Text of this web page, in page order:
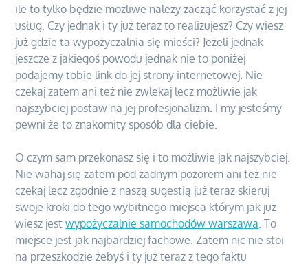
ile to tylko będzie możliwe należy zacząć korzystać z jej
usług. Czy jednak i ty już teraz to realizujesz? Czy wiesz
już gdzie ta wypożyczalnia się mieści? Jeżeli jednak
jeszcze z jakiegoś powodu jednak nie to poniżej
podajemy tobie link do jej strony internetowej. Nie
czekaj zatem ani też nie zwlekaj lecz możliwie jak
najszybciej postaw na jej profesjonalizm. I my jesteśmy
pewni że to znakomity sposób dla ciebie.
O czym sam przekonasz się i to możliwie jak najszybciej.
Nie wahaj się zatem pod żadnym pozorem ani też nie
czekaj lecz zgodnie z naszą sugestią już teraz skieruj
swoje kroki do tego wybitnego miejsca którym jak już
wiesz jestwypożyczalnie samochodów warszawa . To
miejsce jest jak najbardziej fachowe. Zatem nic nie stoi
na przeszkodzie żebyś i ty już teraz z tego faktu